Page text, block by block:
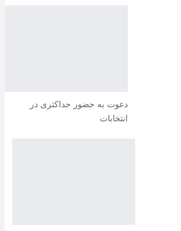
دعوت به حضور حداکثری در
انتخابات